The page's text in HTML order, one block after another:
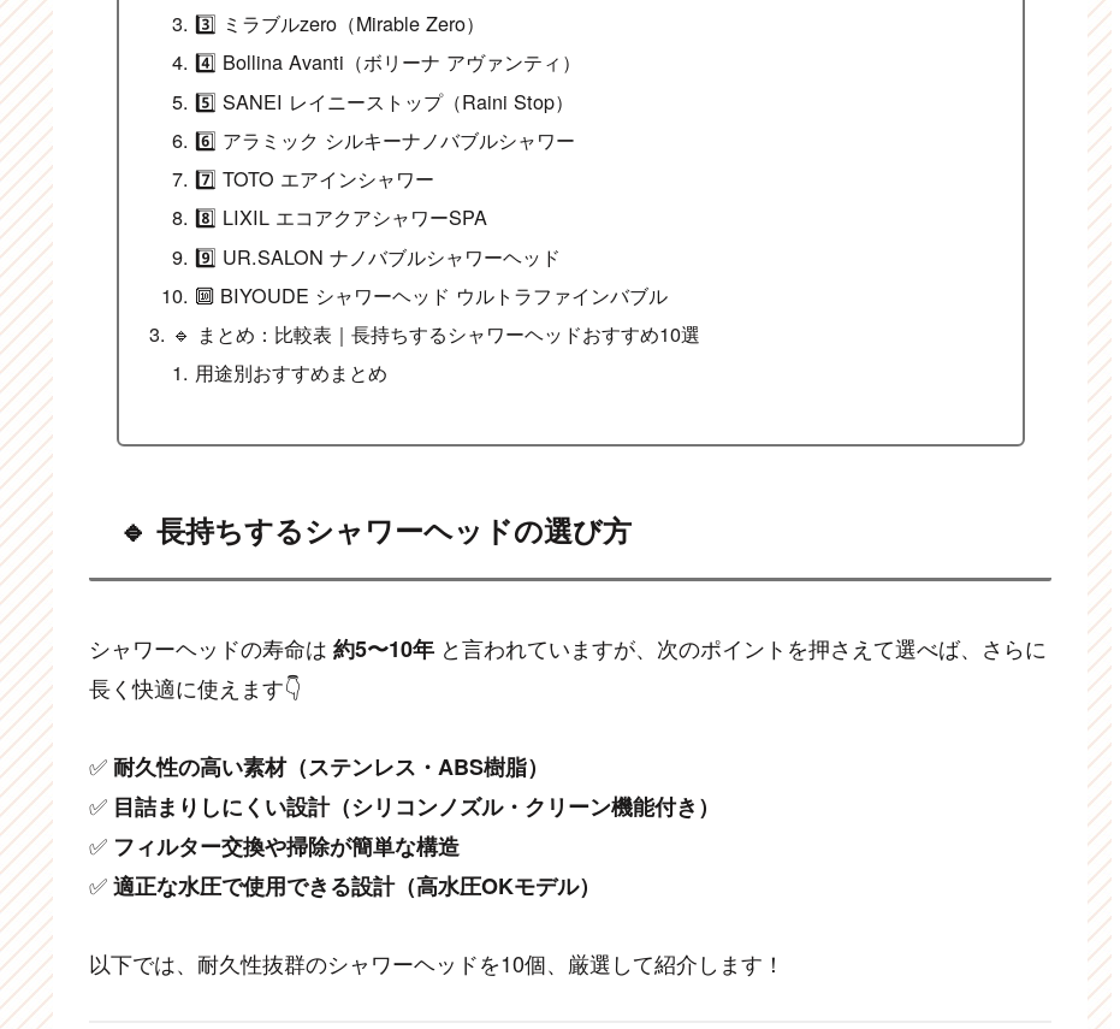
3️⃣ ミラブルzero（Mirable Zero）
4️⃣ Bollina Avanti（ボリーナ アヴァンティ）
5️⃣ SANEI レイニーストップ（Raini Stop）
6️⃣ アラミック シルキーナノバブルシャワー
7️⃣ TOTO エアインシャワー
8️⃣ LIXIL エコアクアシャワーSPA
9️⃣ UR.SALON ナノバブルシャワーヘッド
🔟 BIYOUDE シャワーヘッド ウルトラファインバブル
🔹 まとめ：比較表｜長持ちするシャワーヘッドおすすめ10選
用途別おすすめまとめ
🔹 長持ちするシャワーヘッドの選び方
シャワーヘッドの寿命は 約5〜10年 と言われていますが、次のポイントを押さえて選べば、さらに
長く快適に使えます👇
✅耐久性の高い素材（ステンレス・ABS樹脂）
✅ 目詰まりしにくい設計（シリコンノズル・クリーン機能付き）
✅ フィルター交換や掃除が簡単な構造
✅適正な水圧で使用できる設計（高水圧OKモデル）
以下では、耐久性抜群のシャワーヘッドを10個、厳選して紹介します！